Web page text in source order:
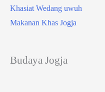
Khasiat Wedang uwuh
Makanan Khas Jogja
Budaya Jogja